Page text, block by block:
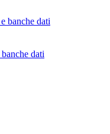
banche dati
dati